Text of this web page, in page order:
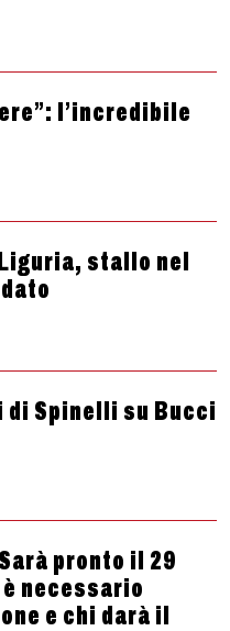
l’incredibile
stallo nel
Spinelli su Bucci
pronto il 29
necessario
e chi darà il